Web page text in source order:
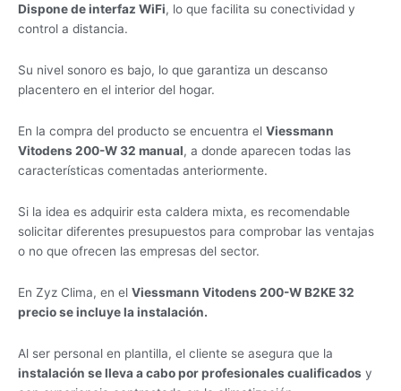
Dispone de interfaz WiFi, lo que facilita su conectividad y
control a distancia.
Su nivel sonoro es bajo, lo que garantiza un descanso
placentero en el interior del hogar.
En la compra del producto se encuentra el Viessmann
Vitodens 200-W 32 manual, a donde aparecen todas las
características comentadas anteriormente.
Si la idea es adquirir esta caldera mixta, es recomendable
solicitar diferentes presupuestos para comprobar las ventajas
o no que ofrecen las empresas del sector.
En Zyz Clima, en el Viessmann Vitodens 200-W B2KE 32
precio se incluye la instalación.
Al ser personal en plantilla, el cliente se asegura que la
instalación se lleva a cabo por profesionales cualificados y